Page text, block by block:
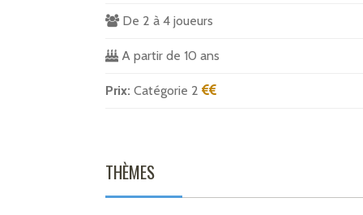
De 2 à 4 joueurs
A partir de 10 ans
Prix: Catégorie 2
THÈMES